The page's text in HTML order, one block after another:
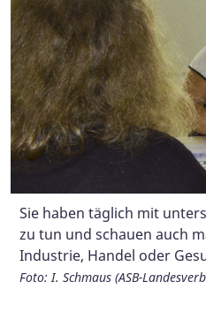
Sie haben täglich mit
zu tun und schauen auch
Industrie, Handel oder
Foto: I. Schmaus (ASB-
Wir klären gemeinsam,
Beeinträchtigung
liegen und welche
Betroffenen bestehen.